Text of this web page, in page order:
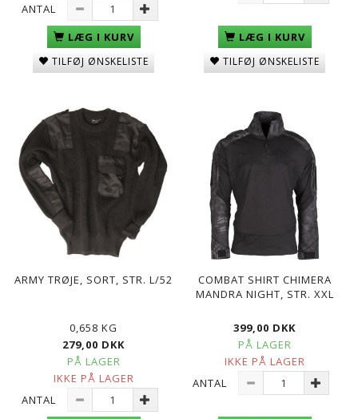
ANTAL
LÆG I KURV
TILFØJ ØNSKELISTE
LÆG I KURV
TILFØJ ØNSKELISTE
ARMY TRØJE, SORT, STR. L/52
0,658 KG
279,00 DKK
PÅ LAGER
IKKE PÅ LAGER
ANTAL
COMBAT SHIRT CHIMERA
MANDRA NIGHT, STR. XXL
399,00 DKK
PÅ LAGER
IKKE PÅ LAGER
ANTAL